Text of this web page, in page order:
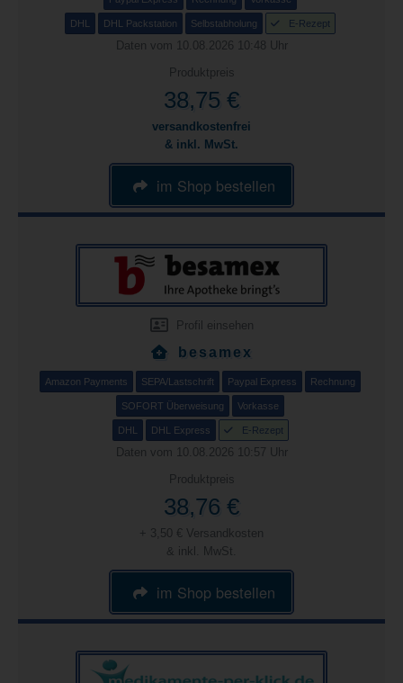
DHL DHL Packstation Selbstabholung E-Rezept
Daten vom 10.08.2026 10:48 Uhr
Produktpreis
38,75 €
versandkostenfrei
& inkl. MwSt.
im Shop bestellen
Profil einsehen
besamex
Amazon Payments SEPA/Lastschrift Paypal Express Rechnung
SOFORT Überweisung Vorkasse
DHL DHL Express E-Rezept
Daten vom 10.08.2026 10:57 Uhr
Produktpreis
38,76 €
+ 3,50 € Versandkosten
& inkl. MwSt.
im Shop bestellen